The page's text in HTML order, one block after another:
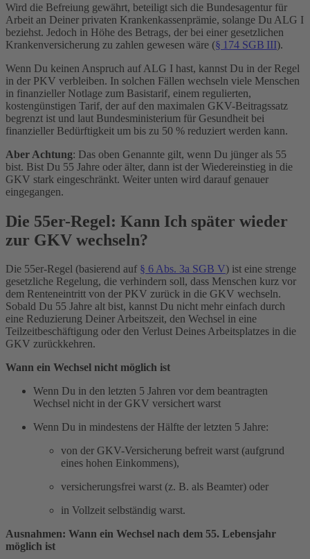
Wird die Befreiung gewährt, beteiligt sich die Bundesagentur für
Arbeit an Deiner privaten Krankenkassenprämie, solange Du ALG I
beziehst. Jedoch in Höhe des Betrags, der bei einer gesetzlichen
Krankenversicherung zu zahlen gewesen wäre (§ 174 SGB III).
Wenn Du keinen Anspruch auf ALG I hast, kannst Du in der Regel
in der PKV verbleiben. In solchen Fällen wechseln viele Menschen
in finanzieller Notlage zum Basistarif, einem regulierten,
kostengünstigen Tarif, der auf den maximalen GKV-Beitragssatz
begrenzt ist und laut Bundesministerium für Gesundheit bei
finanzieller Bedürftigkeit um bis zu 50 % reduziert werden kann.
Aber Achtung: Das oben Genannte gilt, wenn Du jünger als 55
bist. Bist Du 55 Jahre oder älter, dann ist der Wiedereinstieg in die
GKV stark eingeschränkt. Weiter unten wird darauf genauer
eingegangen.
Die 55er-Regel: Kann Ich später wieder
zur GKV wechseln?
Die 55er-Regel (basierend auf § 6 Abs. 3a SGB V) ist eine strenge
gesetzliche Regelung, die verhindern soll, dass Menschen kurz vor
dem Renteneintritt von der PKV zurück in die GKV wechseln.
Sobald Du 55 Jahre alt bist, kannst Du nicht mehr einfach durch
eine Reduzierung Deiner Arbeitszeit, den Wechsel in eine
Teilzeitbeschäftigung oder den Verlust Deines Arbeitsplatzes in die
GKV zurückkehren.
Wann ein Wechsel nicht möglich ist
Wenn Du in den letzten 5 Jahren vor dem beantragten
Wechsel nicht in der GKV versichert warst
Wenn Du in mindestens der Hälfte der letzten 5 Jahre:
von der GKV-Versicherung befreit warst (aufgrund
eines hohen Einkommens),
versicherungsfrei warst (z. B. als Beamter) oder
in Vollzeit selbständig warst.
Ausnahmen: Wann ein Wechsel nach dem 55. Lebensjahr
möglich ist